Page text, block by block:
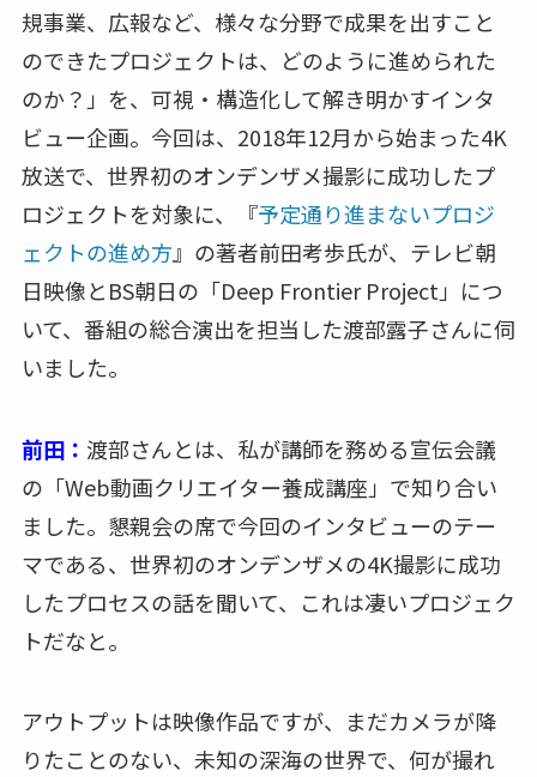
規事業、広報など、様々な分野で成果を出すこと
のできたプロジェクトは、どのように進められた
のか？」を、可視・構造化して解き明かすインタ
ビュー企画。今回は、2018年12月から始まった4K
放送で、世界初のオンデンザメ撮影に成功したプ
ロジェクトを対象に、『予定通り進まないプロジ
ェクトの進め方』の著者前田考歩氏が、テレビ朝
日映像とBS朝日の「Deep Frontier Project」につ
いて、番組の総合演出を担当した渡部露子さんに伺
いました。
前田： 渡部さんとは、私が講師を務める宣伝会議
の「Web動画クリエイター養成講座」で知り合い
ました。懇親会の席で今回のインタビューのテー
マである、世界初のオンデンザメの4K撮影に成功
したプロセスの話を聞いて、これは凄いプロジェク
トだなと。
アウトプットは映像作品ですが、まだカメラが降
りたことのない、未知の深海の世界で、何が撮れ